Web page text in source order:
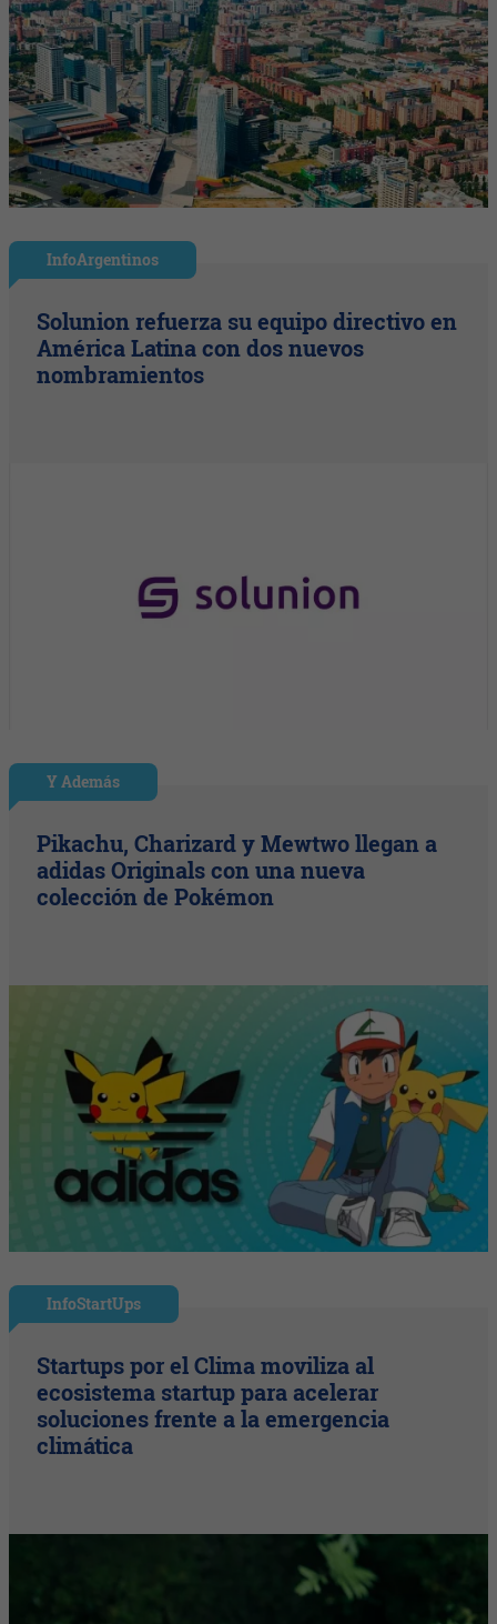
InfoArgentinos
Solunion refuerza su equipo directivo en
América Latina con dos nuevos
nombramientos
Y Además
Pikachu, Charizard y Mewtwo llegan a
adidas Originals con una nueva
colección de Pokémon
InfoStartUps
Startups por el Clima moviliza al
ecosistema startup para acelerar
soluciones frente a la emergencia
climática